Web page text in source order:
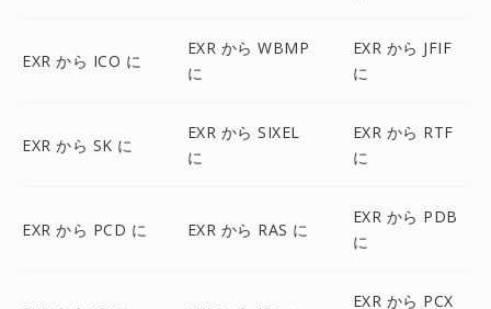
EXR から ICO に
EXR から WBMP
に
EXR から JFIF
に
EXR から SK に
EXR から SIXEL
に
EXR から RTF
に
EXR から PCD に EXR から RAS に
EXR から PDB
に
EXR から PCX